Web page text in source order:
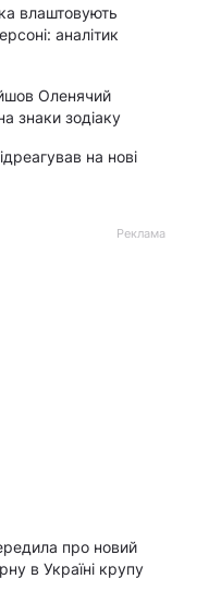
влаштовують
аналітик
Оленячий
знаки зодіаку
на нові
Реклама
про новий
в Україні крупу